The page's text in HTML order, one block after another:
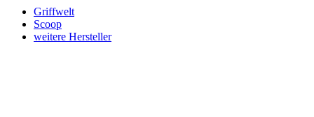
Griffwelt
Scoop
weitere Hersteller